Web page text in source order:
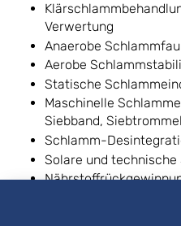
Verwertung
Anaerobe
Aerobe
Statische
Maschinelle
Siebband,
Schlamm-
Solare und